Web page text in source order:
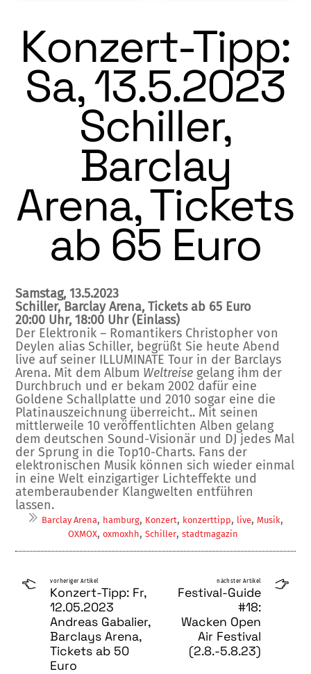
Konzert-Tipp:
Sa, 13.5.2023
Schiller,
Barclay
Arena, Tickets
ab 65 Euro
Samstag, 13.5.2023
Schiller, Barclay Arena, Tickets ab 65 Euro
20:00 Uhr, 18:00 Uhr (Einlass)
Der Elektronik – Romantikers Christopher von
Deylen alias Schiller, begrüßt Sie heute Abend
live auf seiner ILLUMINATE Tour in der Barclays
Arena. Mit dem Album Weltreise gelang ihm der
Durchbruch und er bekam 2002 dafür eine
Goldene Schallplatte und 2010 sogar eine die
Platinauszeichnung überreicht.. Mit seinen
mittlerweile 10 veröffentlichten Alben gelang
dem deutschen Sound-Visionär und DJ jedes Mal
der Sprung in die Top10-Charts. Fans der
elektronischen Musik können sich wieder einmal
in eine Welt einzigartiger Lichteffekte und
atemberaubender Klangwelten entführen
lassen.
Barclay Arena, hamburg, Konzert, konzerttipp, live, Musik,
OXMOX,oxmoxhh,Schiller,stadtmagazin
vorheriger Artikel
Konzert-Tipp: Fr,
12.05.2023
Andreas Gabalier,
Barclays Arena,
Tickets ab 50
Euro
nächster Artikel
Festival-Guide
#18:
Wacken Open
Air Festival
(2.8.-5.8.23)